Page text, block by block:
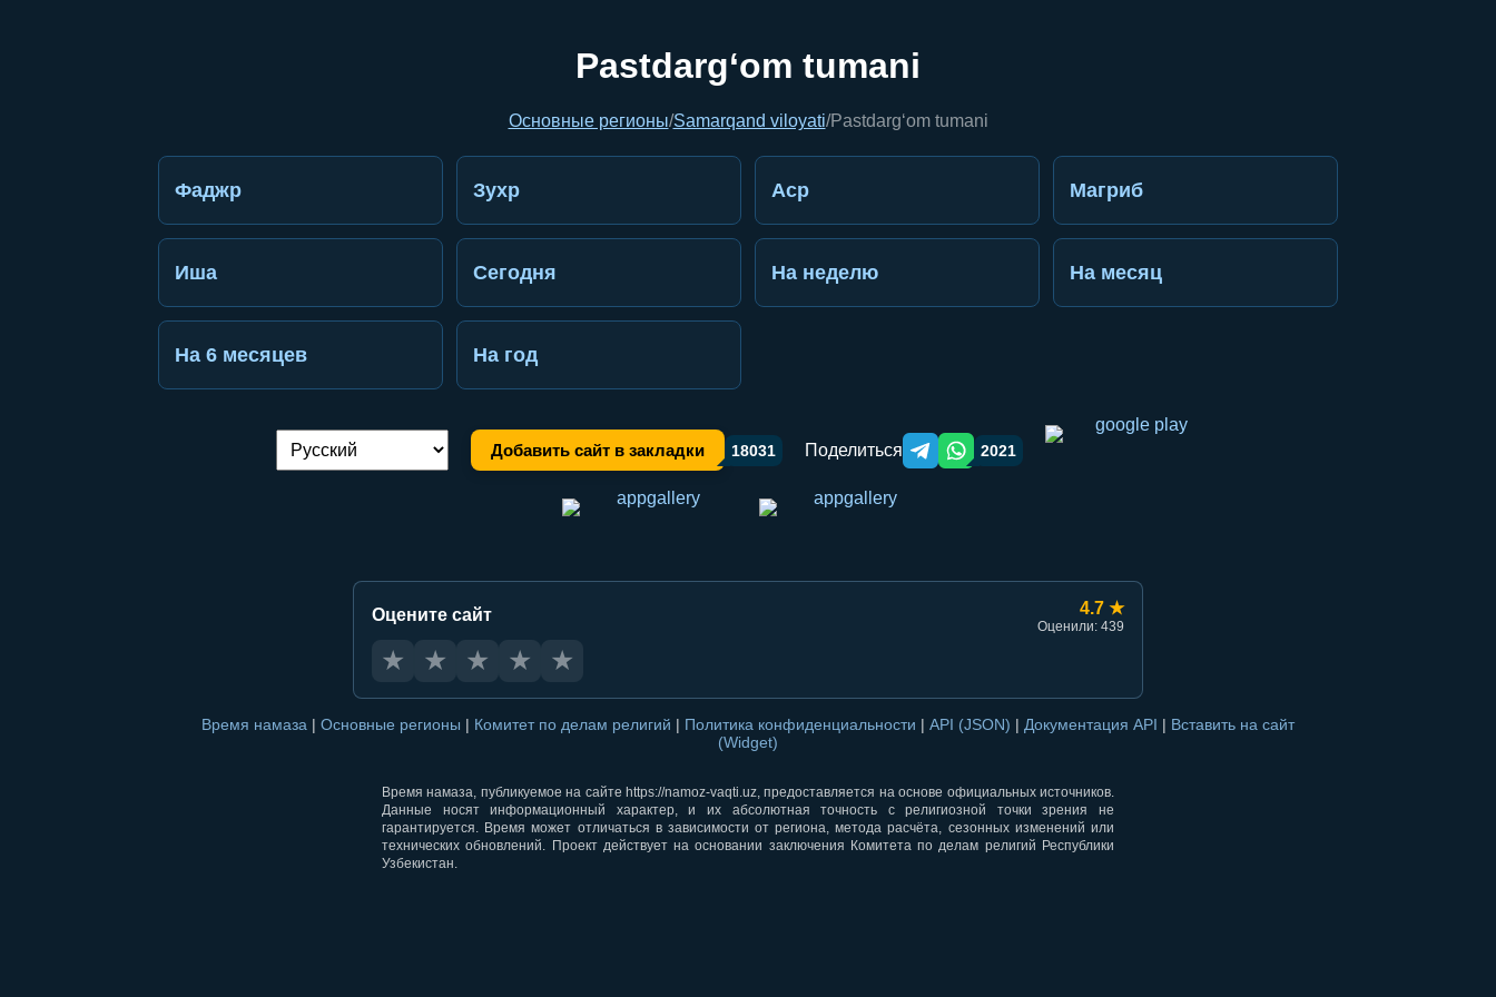
Pastdarg‘om tumani
Основные регионы/Samarqand viloyati/Pastdarg‘om tumani
Фаджр Зухр Аср Магриб
Иша Сегодня На неделю На месяц
На 6 месяцев На год
Переключение языка: Добавить сайт в закладки 18031 Поделиться Telegram orqali ulashish
WhatsApp orqali ulashish
2021
Оцените сайт 4.7 ★
Оценили: 439
★ ★ ★ ★ ★
Время намаза | Основные регионы | Комитет по делам религий | Политика конфиденциальности | API (JSON) | Документация API | Вставить на сайт
(Widget)
Время намаза, публикуемое на сайте https://namoz-vaqti.uz, предоставляется на основе официальных источников.
Данные носят информационный характер, и их абсолютная точность с религиозной точки зрения не
гарантируется. Время может отличаться в зависимости от региона, метода расчёта, сезонных изменений или
технических обновлений. Проект действует на основании заключения Комитета по делам религий Республики
Узбекистан.